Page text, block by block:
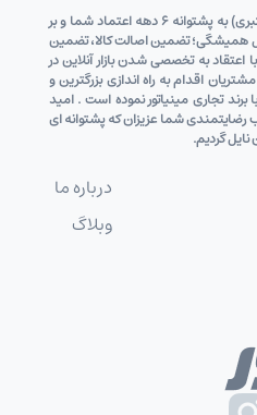
شرکت شکوهمند گستر دی (علی اکبری) به پشتوانه 6 دهه اعتماد شما و بر
تضمین اصالت کالا، تضمین
اعتقاد به تخصصی شدن بازار آنلاین در
اقدام به راه اندازی بزرگترین و
تجاری مینیاتور نموده است . امید
رضایتمندی شما عزیزان که پشتوانه ای
گردیم.
درباره ما
وبلاگ